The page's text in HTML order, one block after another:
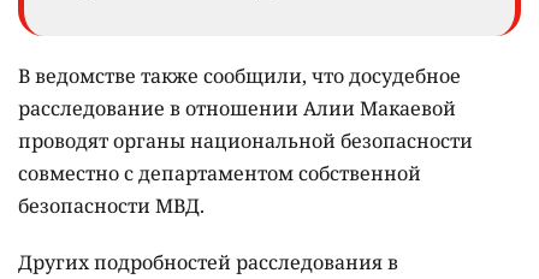
В ведомстве также сообщили, что досудебное
расследование в отношении Алии Макаевой
проводят органы национальной безопасности
совместно с департаментом собственной
безопасности МВД.
Других подробностей расследования в